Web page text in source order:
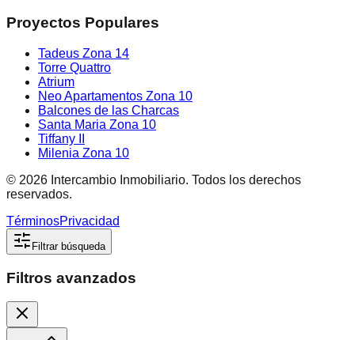
Proyectos Populares
Tadeus Zona 14
Torre Quattro
Atrium
Neo Apartamentos Zona 10
Balcones de las Charcas
Santa Maria Zona 10
Tiffany II
Milenia Zona 10
© 2026 Intercambio Inmobiliario. Todos los derechos
reservados.
TérminosPrivacidad
Filtrar búsqueda
Filtros avanzados